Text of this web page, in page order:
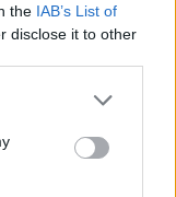
the IAB’s List of
disclose it to other
or more Google
You may click to
party tags to
in below Google
με τη φρεσκάδα